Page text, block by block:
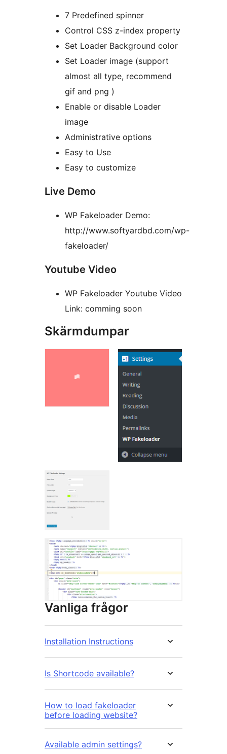
7 Predefined spinner
Control CSS z-index property
Set Loader Background color
Set Loader image (support
almost all type, recommend
gif and png )
Enable or disable Loader
image
Administrative options
Easy to Use
Easy to customize
Live Demo
WP Fakeloader Demo:
http://www.softyardbd.com/wp-
fakeloader/
Youtube Video
WP Fakeloader Youtube Video
Link: comming soon
Skärmdumpar
Vanliga frågor
Installation Instructions
Is Shortcode available?
How to load fakeloader
before loading website?
Available admin settings?